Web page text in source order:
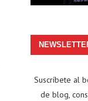
Suscríbete al
de blog,